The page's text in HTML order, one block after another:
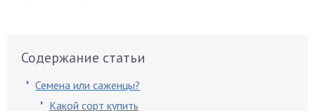
Содержание статьи
Семена или саженцы?
Какой сорт купить